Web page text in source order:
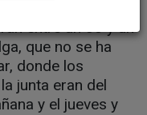
entre un 85 y un
que no se ha
donde los
junta eran del
y el jueves y